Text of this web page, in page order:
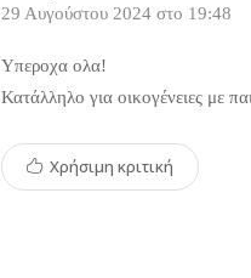
29 Αυγούστου 2024 στο 19:48
Υπεροχα ολα!
Κατάλληλο για οικογένειες με
Χρήσιμη κριτική